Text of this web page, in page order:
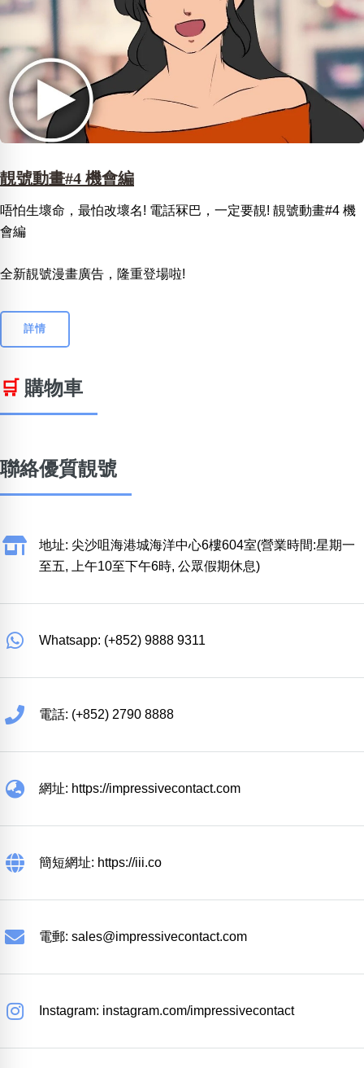
靚號動畫#4 機會編
唔怕生壞命，最怕改壞名! 電話冧巴，一定要靚! 靚號動畫#4 機
會編
全新靚號漫畫廣告，隆重登場啦!
詳情
🛒 購物車
聯絡優質靚號
地址: 尖沙咀海港城海洋中心6樓604室(營業時間:星期一
至五, 上午10至下午6時, 公眾假期休息)
Whatsapp: (+852) 9888 9311
電話: (+852) 2790 8888
網址: https://impressivecontact.com
簡短網址: https://iii.co
電郵: sales@impressivecontact.com
Instagram: instagram.com/impressivecontact